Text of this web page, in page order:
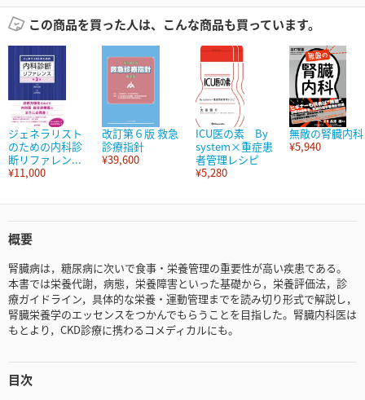
この商品を買った人は、こんな商品も買っています。
ジェネラリスト
のための内科診
断リファレン...
¥11,000
改訂第６版 救急
診療指針
¥39,600
ICU医の素 By
system×重症患
者管理レシピ
¥5,280
無敵の腎臓内科
¥5,940
概要
腎臓病は，糖尿病に次いで食事・栄養管理の重要性が高い疾患である。
本書では栄養代謝，病態，栄養障害といった基礎から，栄養評価法，診
療ガイドライン，具体的な栄養・運動管理までを読み切り形式で解説し，
腎臓栄養学のエッセンスをつかんでもらうことを目指した。腎臓内科医は
もとより，CKD診療に携わるコメディカルにも。
目次